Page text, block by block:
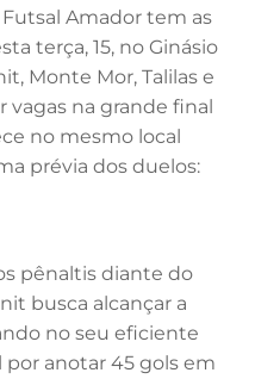
Futsal Amador tem as
terça, 15, no Ginásio
Monte Mor, Talilas e
vagas na grande final
no mesmo local
prévia dos duelos:
pênaltis diante do
busca alcançar a
no seu eficiente
anotar 45 gols em